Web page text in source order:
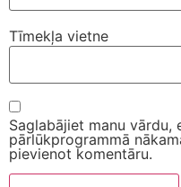
Tīmekļa vietne
Saglabājiet manu vārdu,
pārlūkprogrammā
pievienot komentāru.